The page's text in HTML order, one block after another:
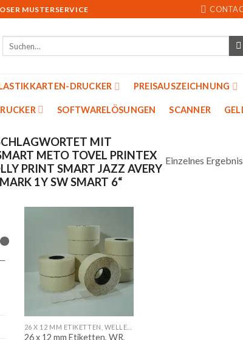
MUSTERSERVICE
DRUCKER PREISAUSZEICHNUNG
SOFTWARELÖSUNGEN SCANNER
MIT
METO TOVEL PRINTEX
PRINT SMART JAZZ AVERY
1Y SW SMART 6“
Einzelnes
—
die
Merkliste
26 x 12 mm Etiketten, WR,